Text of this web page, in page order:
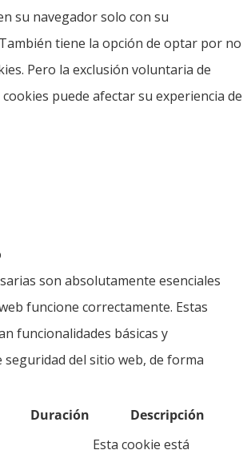
su navegador solo con su
tiene la opción de optar por no
Pero la exclusión voluntaria de
puede afectar su experiencia de
son absolutamente esenciales
funcione correctamente. Estas
funcionalidades básicas y
seguridad del sitio web, de forma
Duración Descripción
Esta cookie está